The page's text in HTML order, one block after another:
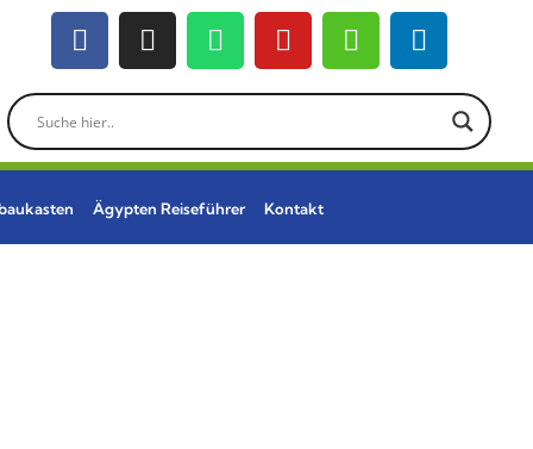
Ägypten Reiseführer Kontakt